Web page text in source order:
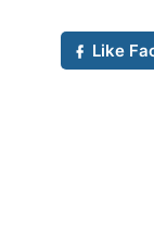
Like